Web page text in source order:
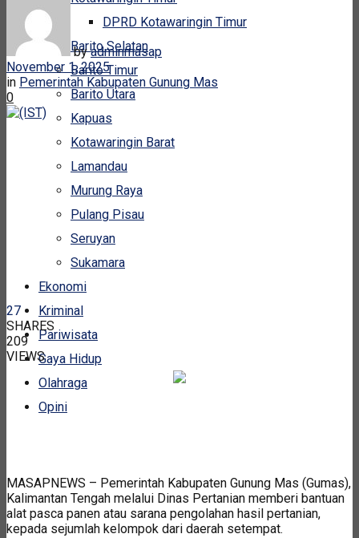
DPRD Kotawaringin Timur
Barito Selatan
Barito Timur
Barito Utara
Kapuas
Kotawaringin Barat
Lamandau
Murung Raya
Pulang Pisau
Seruyan
Sukamara
Ekonomi
Kriminal
Pariwisata
Gaya Hidup
Olahraga
Opini
by adminmasap
November 1, 2025
in Pemerintah Kabupaten Gunung Mas
0
27
SHARES
209
VIEWS
MASAPNEWS – Pemerintah Kabupaten Gunung Mas (Gumas),
Kalimantan Tengah melalui Dinas Pertanian memberi bantuan
alat pasca panen atau sarana pengolahan hasil pertanian,
kepada sejumlah kelompok dari daerah setempat.